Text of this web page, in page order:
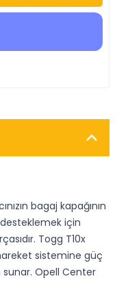
bagaj kapağının
için
Togg T10x
sistemine güç
Opell Center